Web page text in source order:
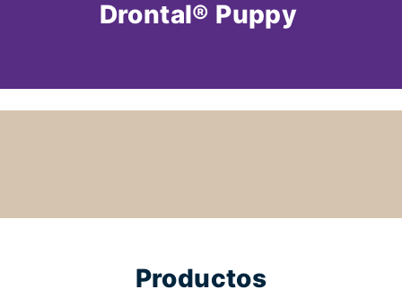
Drontal® Puppy
Productos